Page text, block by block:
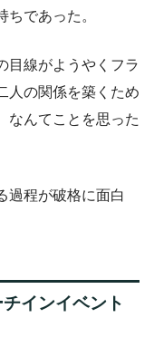
であった。
目線がようやくフラ
人の関係を築くため
なんてことを思った
過程が破格に面白
インイベント